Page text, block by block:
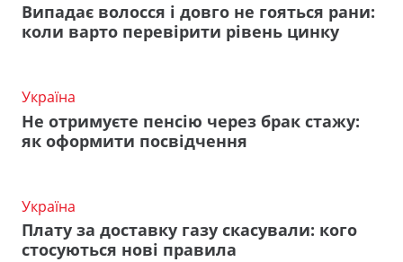
Випадає волосся і довго не гояться рани:
коли варто перевірити рівень цинку
Україна
Не отримуєте пенсію через брак стажу:
як оформити посвідчення
Україна
Плату за доставку газу скасували: кого
стосуються нові правила